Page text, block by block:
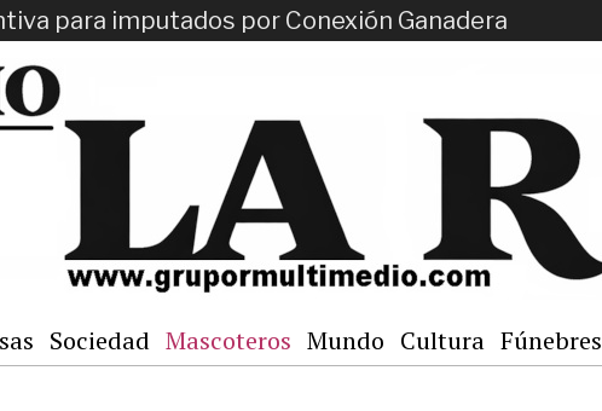
para imputados por Conexión Ganadera
Sociedad Mascoteros Mundo Cultura Fúnebres